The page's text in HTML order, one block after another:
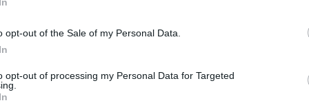
opt-out of the Sale of my Personal Data.
opt-out of processing my Personal Data for Targeted
Škofič, Alenka Martinc, Sanja Brezočnik, Tomi